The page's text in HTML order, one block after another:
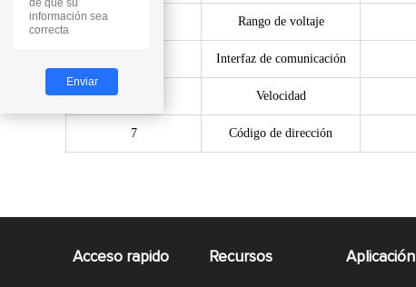
Rango de voltaje
Interfaz de comunicación
Velocidad
7 Código de dirección
Acceso rapido Recursos Aplicación